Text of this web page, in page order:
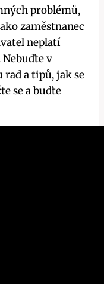
problémů,
zaměstnanec
neplatí
v
rad a tipů, jak se
se a buďte